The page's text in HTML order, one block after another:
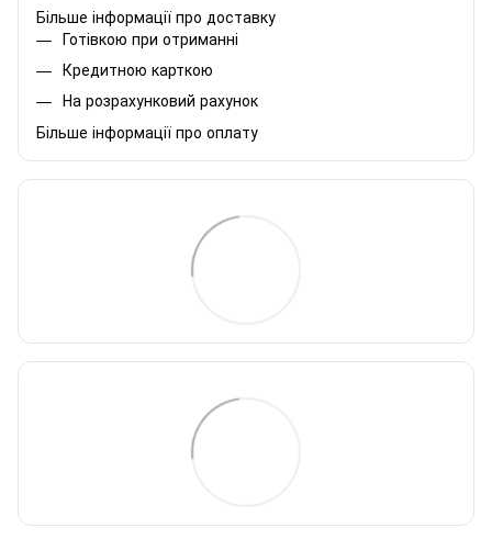
Більше інформації про доставку
Готівкою при отриманні
Кредитною карткою
На розрахунковий рахунок
Більше інформації про оплату